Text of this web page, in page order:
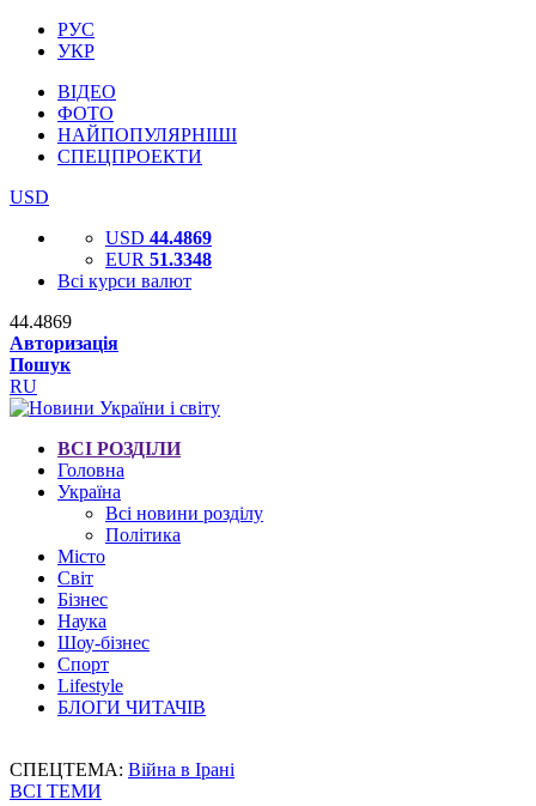
РУС
УКР
ВІДЕО
ФОТО
НАЙПОПУЛЯРНІШІ
СПЕЦПРОЕКТИ
USD
USD 44.4869
EUR 51.3348
Всі курси валют
44.4869
Авторизація
Пошук
RU
ВСІ РОЗДІЛИ
Головна
Україна
Всі новини розділу
Політика
Місто
Світ
Бізнес
Наука
Шоу-бізнес
Спорт
Lifestyle
БЛОГИ ЧИТАЧІВ
СПЕЦТЕМА: Війна в Ірані
ВСІ ТЕМИ